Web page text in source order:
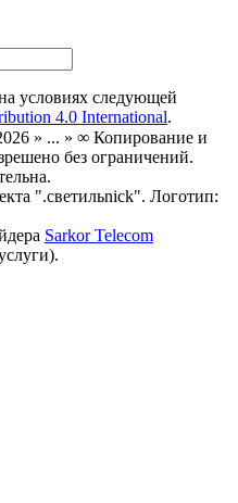
условиях следующей
4.0 International.
» ... » ∞ Копирование и
без ограничений.
".светильnick". Логотип:
Sarkor Telecom